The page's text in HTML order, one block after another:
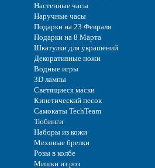
Настенные часы
Наручные часы
Подарки на 23 Февраля
Подарки на 8 Марта
Шкатулки для украшений
Декоративные ножи
Водные игры
3D лампы
Светящиеся маски
Кинетический песок
Самокаты TechTeam
Тюбинги
Наборы из кожи
Меховые брелки
Розы в колбе
Мишки из роз